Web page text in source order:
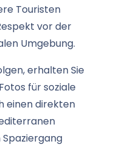
Touristen
vor der
Umgebung.
erhalten Sie
für soziale
einen direkten
Spaziergang